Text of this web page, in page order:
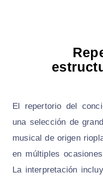
El repertorio del
una selección de
musical de origen
en múltiples
La interpretación